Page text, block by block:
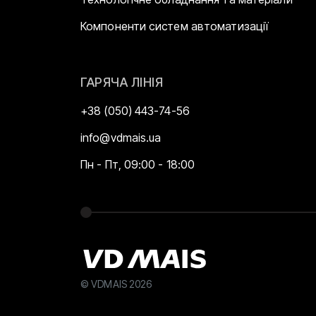
Компоненти систем автоматизації
ГАРЯЧА ЛІНІЯ
+38 (050) 443-74-56
info@vdmais.ua
Пн - Пт, 09:00 - 18:00
© VDMAIS 2026